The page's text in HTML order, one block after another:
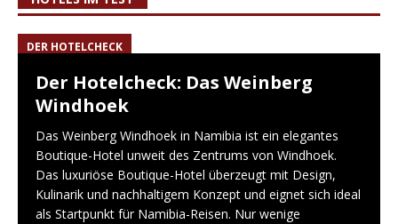
DER HOTELCHECK
Der Hotelcheck: Das Weinberg
Windhoek
Das Weinberg Windhoek in Namibia ist ein elegantes
Boutique-Hotel unweit des Zentrums von Windhoek.
Das luxuriöse Boutique-Hotel überzeugt mit Design,
Kulinarik und nachhaltigem Konzept und eignet sich ideal
als Startpunkt für Namibia-Reisen. Nur wenige